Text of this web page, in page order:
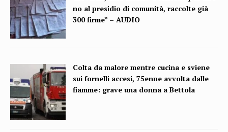
no al presidio di comunità, raccolte già
300 firme” – AUDIO
Colta da malore mentre cucina e sviene
sui fornelli accesi, 75enne avvolta dalle
fiamme: grave una donna a Bettola